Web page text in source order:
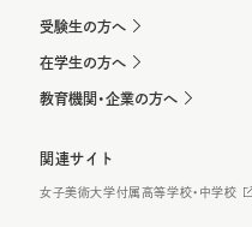
受験生の方へ
在学生の方へ
教育機関・企業の方へ
関連サイト
女子美術大学付属高等学校・中学校